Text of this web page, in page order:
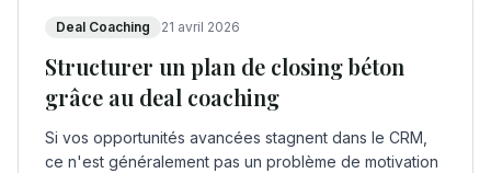
Deal Coaching 21 avril 2026
Structurer un plan de closing béton
grâce au deal coaching
Si vos opportunités avancées stagnent dans le CRM,
ce n'est généralement pas un problème de motivation